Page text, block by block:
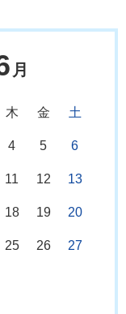
月
木 金 土
4 5 6
11 12 13
18 19 20
25 26 27